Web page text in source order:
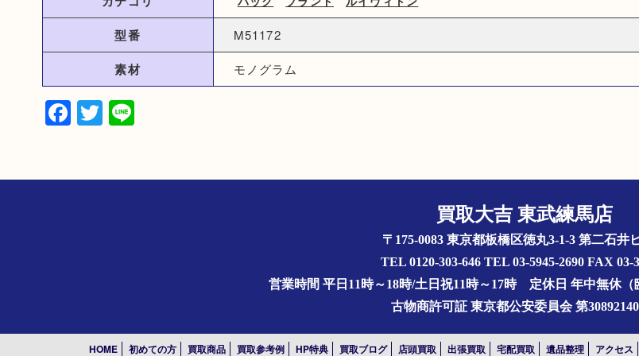
型番 M51172
素材 モノグラム
Facebook
Twitter
Line
買取大吉 東武練馬店
〒175-0083 東京都板橋区徳丸3-1-3 第二石井
TEL 0120-303-646 TEL 03-5945-2690 FAX 03-
営業時間 平日11時～18時/土日祝11時～17時 定休日 年中無休（
古物商許可証 東京都公安委員会 第
HOME 初めての方 買取商品 買取参考例 HP特典 買取ブログ 店頭買取 出張買取 宅配買取 遺品整理 アクセス